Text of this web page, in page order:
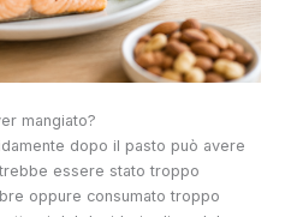
mangiato?
dopo il pasto può avere
essere stato troppo
oppure consumato troppo